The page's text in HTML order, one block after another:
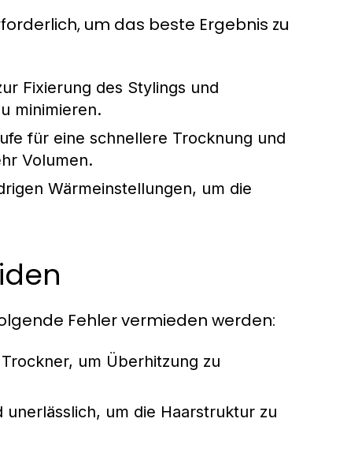
um das beste Ergebnis zu
Fixierung des Stylings und
minimieren.
für eine schnellere Trocknung und
Volumen.
Wärmeinstellungen, um die
Fehler vermieden werden:
um Überhitzung zu
um die Haarstruktur zu